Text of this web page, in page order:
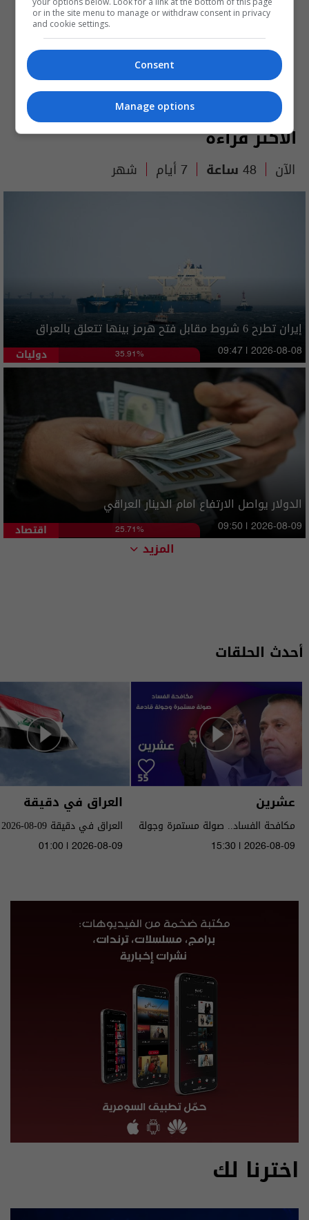
الأكثر قراءة
الآن 48 ساعة 7 أيام شهر
إيران تطرح 6 شروط مقابل فتح هرمز بينها تتعلق بالعراق
دوليات 35.91% 09:47 | 2026-08-08
الدولار يواصل الارتفاع امام الدينار العراقي
اقتصاد 25.71% 09:50 | 2026-08-09
المزيد
أحدث الحلقات
عشرين
مكافحة الفساد.. صولة مستمرة وجولة
قادمة - الحلقة ٥٥ | الموسم 5
15:30 | 2026-08-09
العراق في دقيقة
العراق في دقيقة 09-08-2026 | 2026
01:00 | 2026-08-09
اخترنا لك
or in the site menu to manage or withdraw consent in privacy
and cookie settings.
Consent
Manage options